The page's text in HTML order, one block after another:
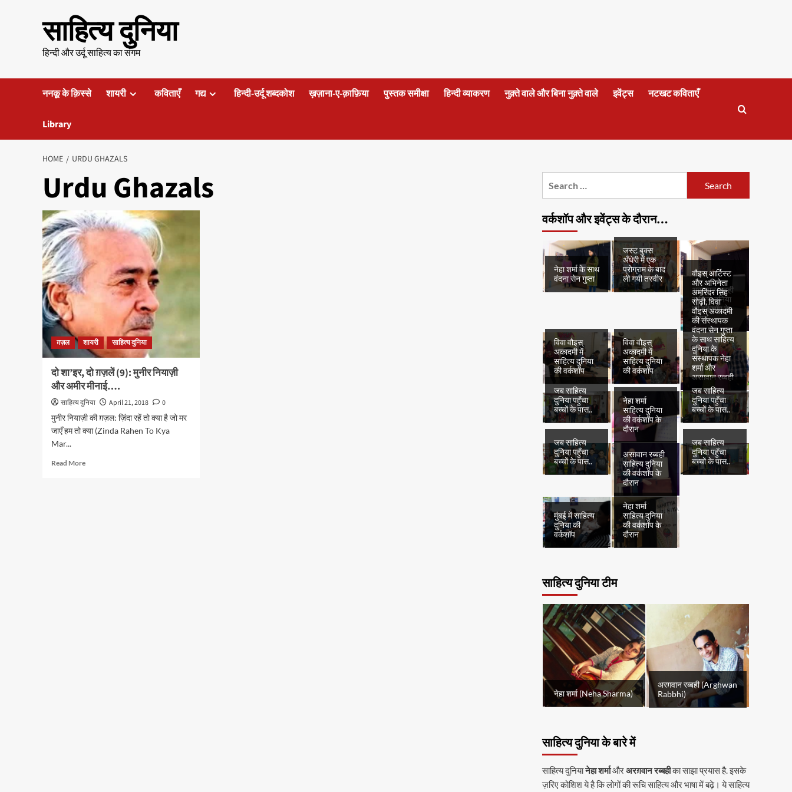
साहित्य दुनिया
हिन्दी और उर्दू साहित्य का संगम
ननकू के क़िस्से शायरी कविताएँ गद्य हिन्दी-उर्दू शब्दकोश ख़ज़ाना-ए-क़ाफ़िया पुस्तक समीक्षा हिन्दी व्याकरण नुक़्ते वाले और बिना नुक़्ते वाले इवेंट्स नटखट कविताएँ
Library
HOME URDU GHAZALS
Urdu Ghazals
ग़ज़ल शायरी साहित्य दुनिया
दो शा’इर, दो ग़ज़लें (9): मुनीर नियाज़ी
और अमीर मीनाई….
साहित्य दुनिया April 21, 2018
0
मुनीर नियाज़ी की ग़ज़ल: ज़िंदा रहें तो क्या है जो मर
जाएँ हम तो क्या (Zinda Rahen To Kya
Mar...
Read MoreRead
वर्कशॉप और इवेंट्स के दौरान…
नेहा शर्मा के साथ
वंदना सेन गुप्ता
जस्ट बुक्स
अँधेरी में एक
प्रोग्राम के बाद
ली गयी तस्वीर
अरग़वान रब्बही
साहित्य दुनिया
की वर्कशॉप के
दौरान
विवा वौइस्
अकादमी में
साहित्य दुनिया
की वर्कशॉप
विवा वौइस्
अकादमी में
साहित्य दुनिया
की वर्कशॉप
वौइस् आर्टिस्ट
और अभिनेता
अमरिंदर सिंह
सोढ़ी, विवा
वौइस् अकादमी
की संस्थापक
वंदना सेन गुप्ता
के साथ साहित्य
दुनिया के
संस्थापक नेहा
शर्मा और
अरग़वान रब्बही
जब साहित्य
दुनिया पहुँचा
बच्चों के पास..
नेहा शर्मा
साहित्य दुनिया
की वर्कशॉप के
दौरान
जब साहित्य
दुनिया पहुँचा
बच्चों के पास..
जब साहित्य
दुनिया पहुँचा
बच्चों के पास..
अरग़वान रब्बही
साहित्य दुनिया
की वर्कशॉप के
दौरान
जब साहित्य
दुनिया पहुँचा
बच्चों के पास..
मुंबई में साहित्य
दुनिया की
वर्कशॉप
नेहा शर्मा
साहित्य दुनिया
की वर्कशॉप के
दौरान
साहित्य दुनिया टीम
नेहा शर्मा (Neha Sharma)
अरग़वान रब्बही (Arghwan
Rabbhi)
साहित्य दुनिया के बारे में
साहित्य दुनियानेहा शर्माऔरअरग़वान रब्बहीका साझा प्रयास है. इसके
ज़रिए कोशिश ये है कि लोगों की रूचि साहित्य और भाषा में बढ़े। ये साहित्य